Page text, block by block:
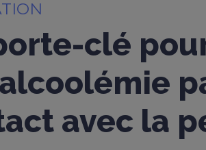
clé
avec la